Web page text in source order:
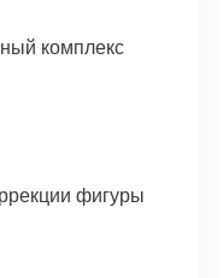
комплекс
фигуры